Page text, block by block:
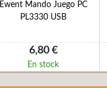
Ewent Mando Juego PC
PL3330 USB
6,80 €
En stock